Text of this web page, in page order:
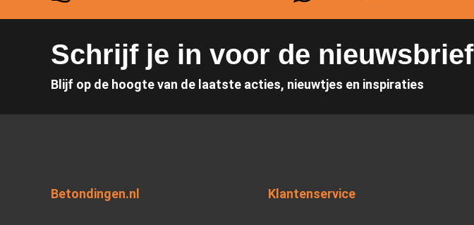
Schrijf je in voor de nieuwsbrief
Blijf op de hoogte van de laatste acties, nieuwtjes en inspiraties
Betondingen.nl Klantenservice